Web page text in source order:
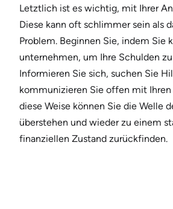
Letztlich ist es wichtig, mit Ihrer
Diese kann oft schlimmer sein als
Problem. Beginnen Sie, indem Sie
unternehmen, um Ihre Schulden
Informieren Sie sich, suchen Sie
kommunizieren Sie offen mit Ihren
diese Weise können Sie die Welle
überstehen und wieder zu einem
finanziellen Zustand zurückfinden.